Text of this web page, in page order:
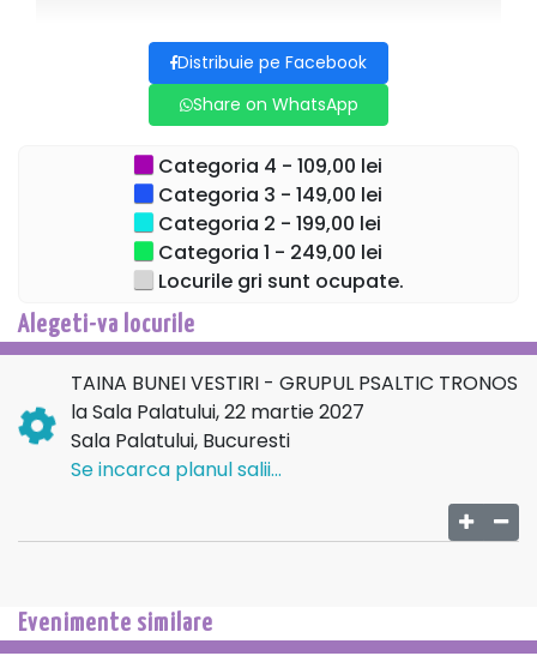
O experiență unică, în care muzica devine rugăciune, iar emoția capătă glas.
Distribuie pe Facebook
Share on WhatsApp
Categoria 4 - 109,00 lei
Categoria 3 - 149,00 lei
Categoria 2 - 199,00 lei
Categoria 1 - 249,00 lei
Locurile gri sunt ocupate.
Alegeti-va locurile
TAINA BUNEI VESTIRI - GRUPUL PSALTIC TRONOS
la Sala Palatului, 22 martie 2027
Sala Palatului, Bucuresti
Se incarca planul salii...
Evenimente similare